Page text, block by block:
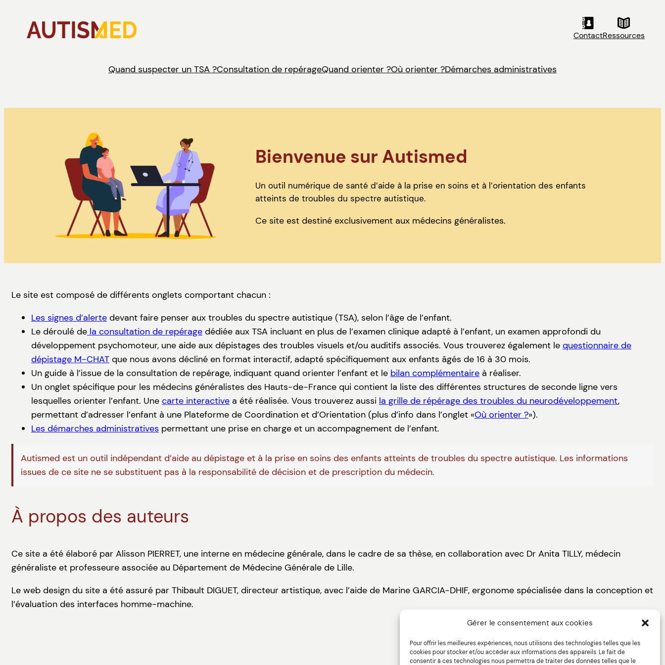
Gérer le consentement aux cookies
Pour offrir les meilleures expériences, nous utilisons des technologies telles que les
cookies pour stocker et/ou accéder aux informations des appareils. Le fait de
consentir à ces technologies nous permettra de traiter des données telles que le
contenu
ContactRessources
Quand suspecter un TSA ?Consultation de repérageQuand orienter ?Où orienter ?Démarches administratives
Bienvenue sur Autismed
Un outil numérique de santé d’aide à la prise en soins et à l’orientation des enfants
atteints de troubles du spectre autistique.
Ce site est destiné exclusivement aux médecins généralistes.
Le site est composé de différents onglets comportant chacun :
Les signes d’alerte devant faire penser aux troubles du spectre autistique (TSA), selon l’âge de l’enfant.
Le déroulé de la consultation de repérage dédiée aux TSA incluant en plus de l’examen clinique adapté à l’enfant, un examen approfondi du
développement psychomoteur, une aide aux dépistages des troubles visuels et/ou auditifs associés. Vous trouverez également le questionnaire de
dépistage M-CHAT que nous avons décliné en format interactif, adapté spécifiquement aux enfants âgés de 16 à 30 mois.
Un guide à l’issue de la consultation de repérage, indiquant quand orienter l’enfant et le bilan complémentaire à réaliser.
Un onglet spécifique pour les médecins généralistes des Hauts-de-France qui contient la liste des différentes structures de seconde ligne vers
lesquelles orienter l’enfant. Une carte interactive a été réalisée. Vous trouverez aussi la grille de répérage des troubles du neurodéveloppement,
permettant d’adresser l’enfant à une Plateforme de Coordination et d’Orientation (plus d’info dans l’onglet «Où orienter ?»).
Les démarches administratives permettant une prise en charge et un accompagnement de l’enfant.
Autismed est un outil indépendant d’aide au dépistage et à la prise en soins des enfants atteints de troubles du spectre autistique. Les informations
issues de ce site ne se substituent pas à la responsabilité de décision et de prescription du médecin.
À propos des auteurs
Ce site a été élaboré par Alisson PIERRET, une interne en médecine générale, dans le cadre de sa thèse, en collaboration avec Dr Anita TILLY, médecin
généraliste et professeure associée au Département de Médecine Générale de Lille.
Le web design du site a été assuré par Thibault DIGUET, directeur artistique, avec l’aide de Marine GARCIA-DHIF, ergonome spécialisée dans la conception et
l’évaluation des interfaces homme-machine.